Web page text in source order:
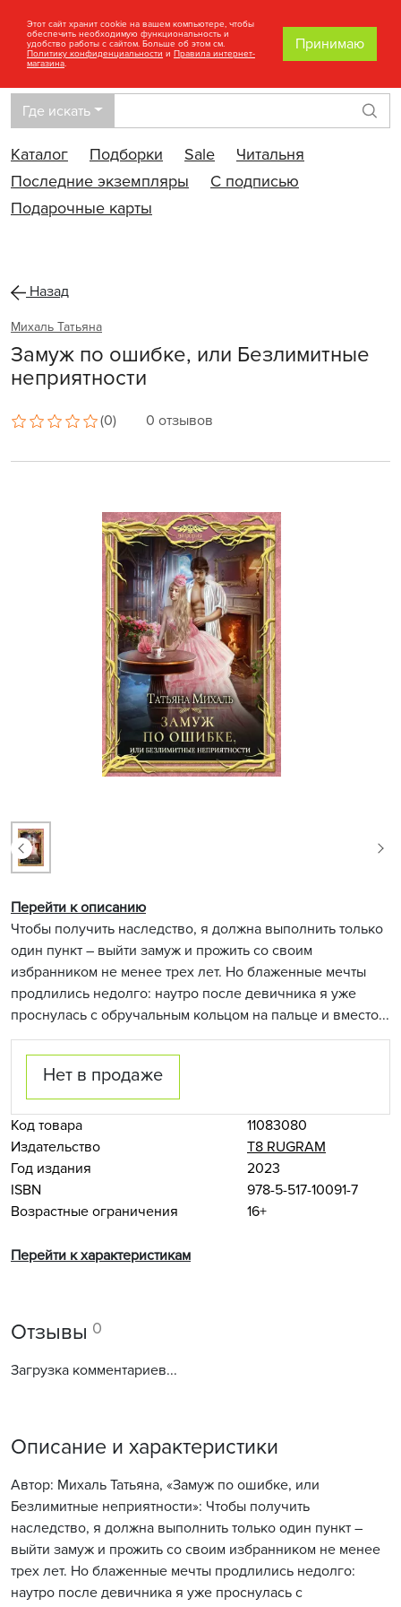
Где искать
Каталог
Подборки Sale
Читальня
Последние экземпляры
С подписью
Подарочные карты
Назад
Михаль Татьяна
Замуж по ошибке, или Безлимитные
неприятности
(0) 0 отзывов
Чтобы получить наследство, я должна выполнить только
один пункт – выйти замуж и прожить со своим
избранником не менее трех лет. Но блаженные мечты
продлились недолго: наутро после девичника я уже
проснулась с обручальным кольцом на пальце и вместо...
Перейти к описанию
Нет в продаже
Код товара
11083080
Издательство
Т8 RUGRAM
Год издания
2023
ISBN
978-5-517-10091-7
Возрастные ограничения
16+
Перейти к характеристикам
Отзывы 0
Загрузка комментариев...
Описание и характеристики
Автор: Михаль Татьяна, «Замуж по ошибке, или
Безлимитные неприятности»: Чтобы получить
наследство, я должна выполнить только один пункт –
выйти замуж и прожить со своим избранником не менее
трех лет. Но блаженные мечты продлились недолго:
наутро после девичника я уже проснулась с
Этот сайт хранит cookie на вашем компьютере, чтобы
обеспечить необходимую функциональность и
удобство работы с сайтом. Больше об этом см.
Политику конфиденциальности и Правила интернет-
магазина.
Принимаю